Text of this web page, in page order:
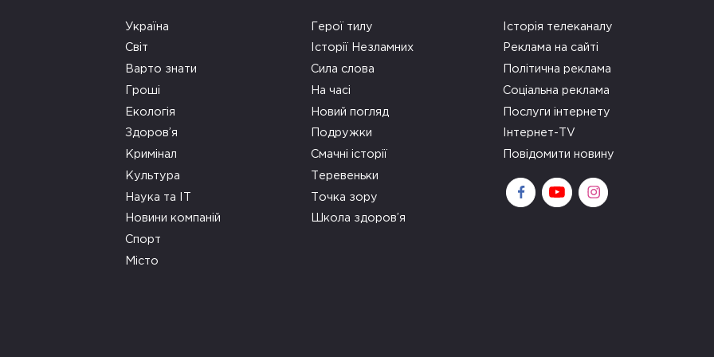
Україна
Світ
Варто знати
Гроші
Екологія
Здоров’я
Кримінал
Культура
Наука та ІТ
Новини компаній
Спорт
Місто
Герої тилу
Історії Незламних
Сила слова
На часі
Новий погляд
Подружки
Смачні історії
Теревеньки
Точка зору
Школа здоров’я
Історія телеканалу
Реклама на сайті
Політична реклама
Соціальна реклама
Послуги інтернету
Інтернет-TV
Повідомити новину